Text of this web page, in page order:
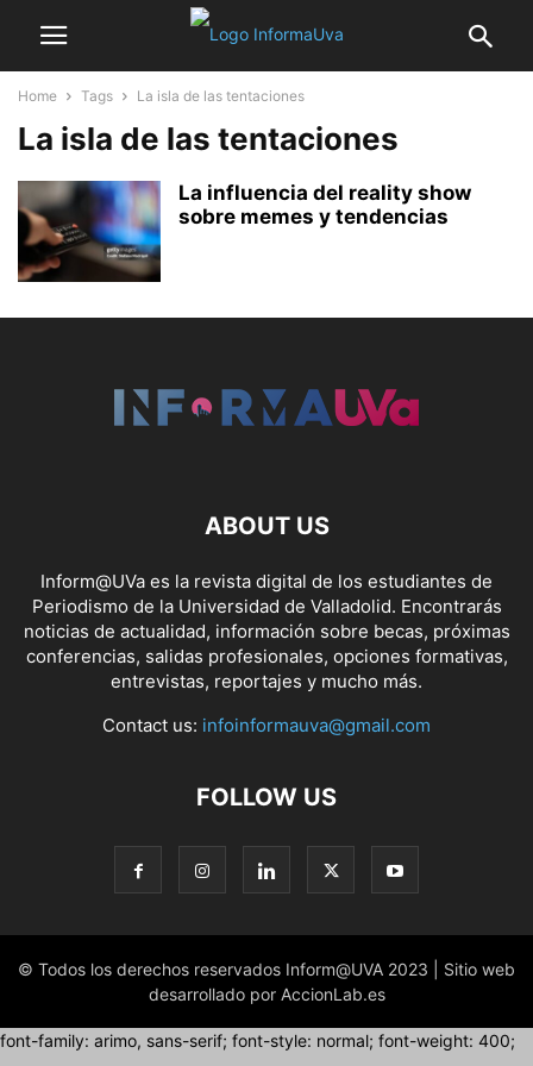
Home Tags La isla de las tentaciones
La isla de las tentaciones
La influencia del reality show
sobre memes y tendencias
ABOUT US
Inform@UVa es la revista digital de los estudiantes de
Periodismo de la Universidad de Valladolid. Encontrarás
noticias de actualidad, información sobre becas, próximas
conferencias, salidas profesionales, opciones formativas,
entrevistas, reportajes y mucho más.
Contact us: infoinformauva@gmail.com
FOLLOW US
© Todos los derechos reservados Inform@UVA 2023 | Sitio web
desarrollado por AccionLab.es
font-family: arimo, sans-serif; font-style: normal; font-weight: 400;